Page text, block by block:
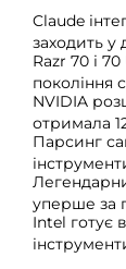
Claude
заходить у
Razr 70 і
покоління
NVIDIA
отримала
Парсинг
уперше за
Intel готує